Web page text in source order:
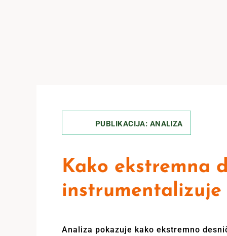
PUBLIKACIJA: ANALIZA
Kako ekstremna
instrumentalizuje
Analiza pokazuje kako ekstremno